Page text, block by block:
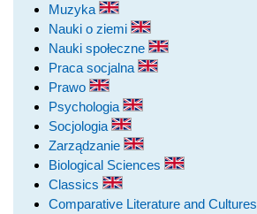
Muzyka
Nauki o ziemi
Nauki społeczne
Praca socjalna
Prawo
Psychologia
Socjologia
Zarządzanie
Biological Sciences
Classics
Comparative Literature and Cultures